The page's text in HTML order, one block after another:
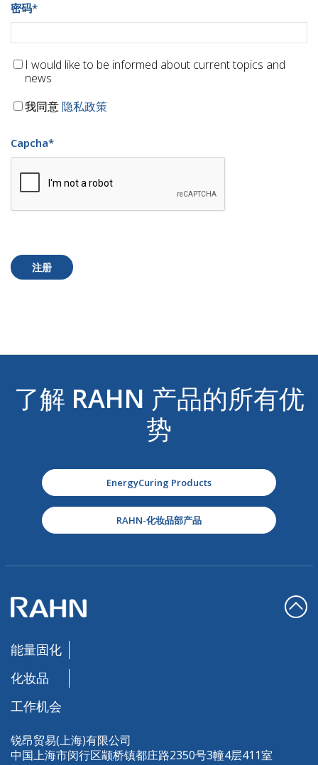
密码*
I would like to be informed about current topics and
news
我同意隐私政策
Capcha*
注册
了解 RAHN 产品的所有优
势
EnergyCuring Products
RAHN-化妆品部产品
锐昂贸易(上海)有限公司
中国上海市闵行区颛桥镇都庄路2350号3幢4层411室
能量固化
化妆品
工作机会